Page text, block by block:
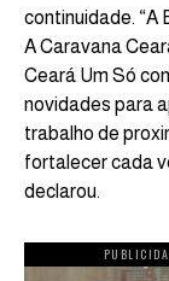
continuidade. “A
A Caravana
Ceará Um Só
novidades para
trabalho de
fortalecer cada
declarou.